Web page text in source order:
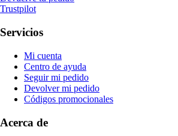
Trustpilot
Servicios
Mi cuenta
Centro de ayuda
Seguir mi pedido
Devolver mi pedido
Códigos promocionales
Acerca de